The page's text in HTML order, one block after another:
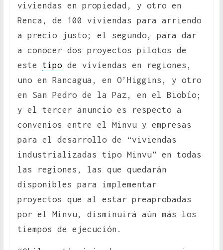
viviendas en propiedad, y otro en
Renca, de 100 viviendas para arriendo
a precio justo; el segundo, para dar
a conocer dos proyectos pilotos de
este tipode viviendas en regiones,
uno en Rancagua, en O’Higgins, y otro
en San Pedro de la Paz, en el Biobío;
y el tercer anuncio es respecto a
convenios entre el Minvu y empresas
para el desarrollo de “viviendas
industrializadas tipo Minvu” en todas
las regiones, las que quedarán
disponibles para implementar
proyectos que al estar preaprobadas
por el Minvu, disminuirá aún más los
tiempos de ejecución.